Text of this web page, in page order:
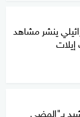
ينشر مشاهد
بـ"المضي